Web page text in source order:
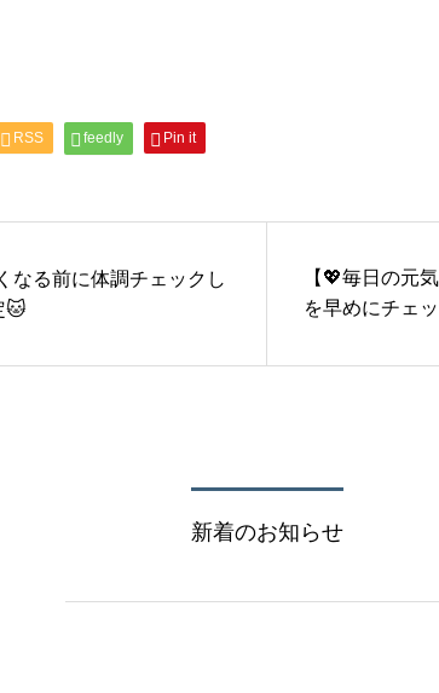
RSS feedly Pin it
なる前に体調チェックし
🐱
【💖毎日の元
を早めにチェ
新着のお知らせ